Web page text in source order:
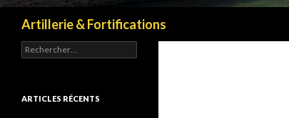
Artillerie & Fortifications
Rechercher :
ARTICLES RÉCENTS